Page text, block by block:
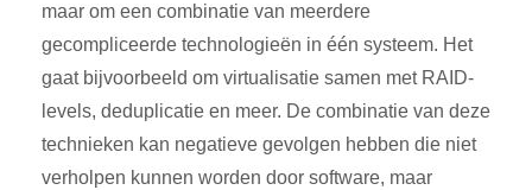
maar om een combinatie van meerdere
gecompliceerde technologieën in één systeem. Het
gaat bijvoorbeeld om virtualisatie samen met RAID-
levels, deduplicatie en meer. De combinatie van deze
technieken kan negatieve gevolgen hebben die niet
verholpen kunnen worden door software, maar